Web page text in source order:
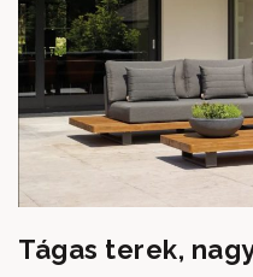
Tágas terek,